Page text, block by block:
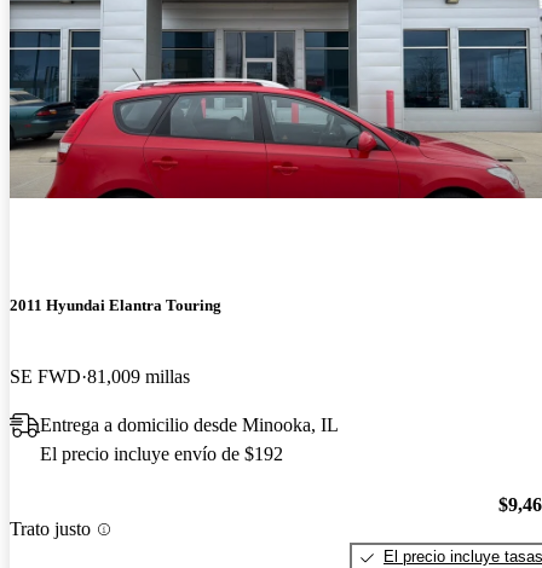
2011 Hyundai Elantra Touring
SE FWD 81,009 millas
Entrega a domicilio desde Minooka, IL
El precio incluye envío de $192
Trato justo
El precio incluye tasas